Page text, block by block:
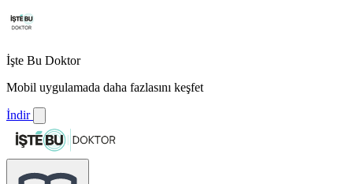
İşte Bu Doktor
Mobil uygulamada daha fazlasını keşfet
İndir